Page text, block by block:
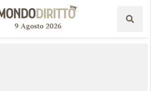
9Agosto2026